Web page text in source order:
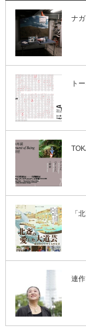
ナ
ト
「
連